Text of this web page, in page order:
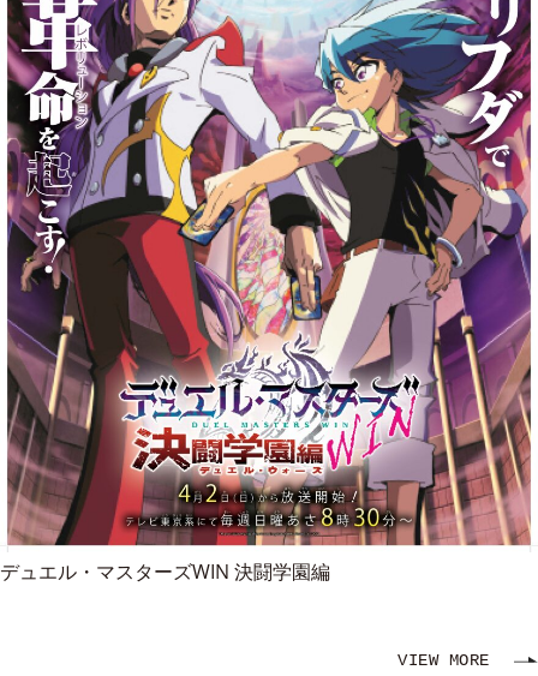
デュエル・マスターズWIN 決闘学園編
VIEW MORE